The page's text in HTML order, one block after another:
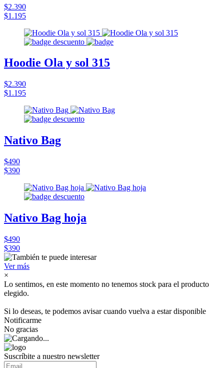
$2.390
$1.195
Hoodie Ola y sol 315
$2.390
$1.195
Nativo Bag
$490
$390
Nativo Bag hoja
$490
$390
Ver más
×
Lo sentimos, en este momento no tenemos stock para el producto
elegido.
Si lo deseas, te podemos avisar cuando vuelva a estar disponible
Notificarme
No gracias
Suscríbite a nuestro newsletter